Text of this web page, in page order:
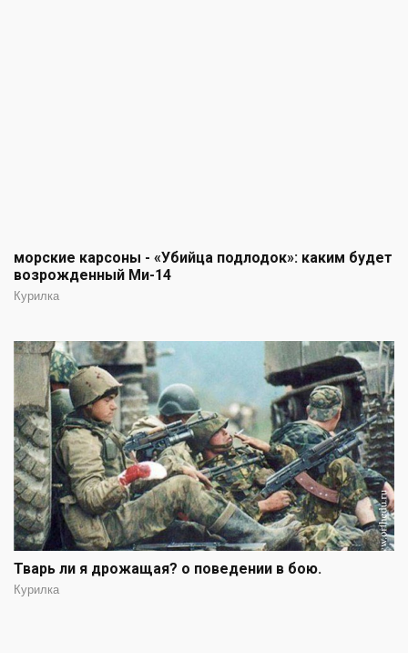
морские карсоны - «Убийца подлодок»: каким будет
возрожденный Ми-14
Курилка
Тварь ли я дрожащая? о поведении в бою.
Курилка